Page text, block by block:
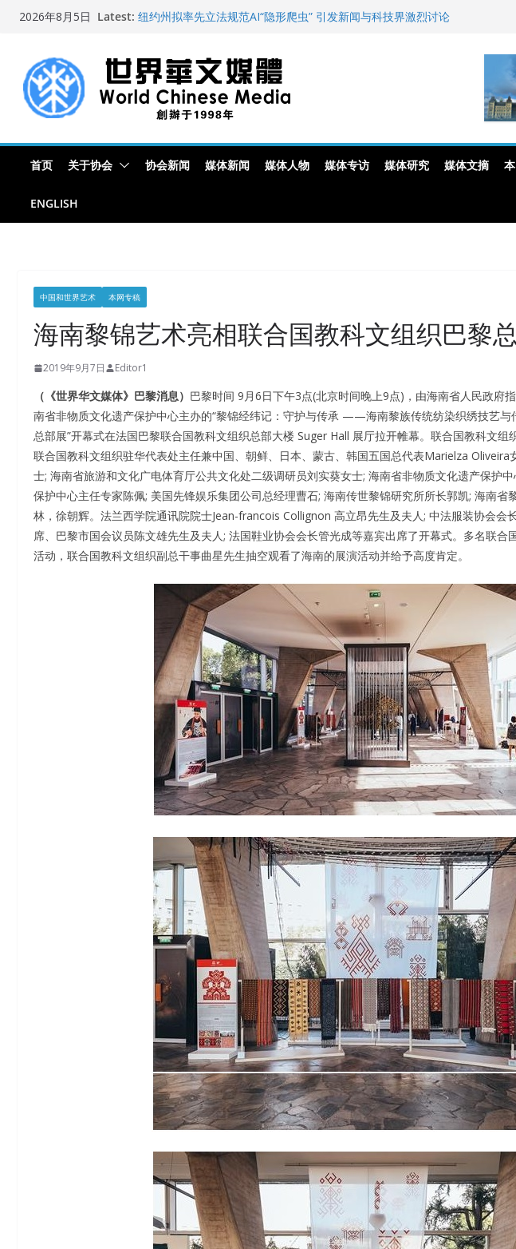
Skip
content
2026年8月5日 Latest: 纽约州拟率先立法规范AI“隐形爬虫” 引发新闻与科技界激烈讨论
世界华文大众传播媒体协会公开声明
从一杯沉香叶茶到一缕海南天香：加拿大茶艺师邓岚月海南沉香
文化考察纪行
首页 关于协会 协会新闻 媒体新闻 媒体人物 媒体专访 媒体研究 媒体文摘
ENGLISH
中国和世界艺术 本网专稿
海南黎锦艺术亮相联合国教科文组织巴黎
2019年9月7日 Editor1
（《世界华文媒体》巴黎消息） 巴黎时间 9月6日下午3点(北京时间晚上9点)，由海南省人民政府
南省非物质文化遗产保护中心主办的“黎锦经纬记：守护与传承 ——海南黎族传统纺染织绣技艺与
总部展”开幕式在法国巴黎联合国教科文组织总部大楼 Suger Hall 展厅拉开帷幕。联合国教科文
联合国教科文组织驻华代表处主任兼中国、朝鲜、日本、蒙古、韩国五国总代表Marielza Oliveira
士; 海南省旅游和文化广电体育厅公共文化处二级调研员刘实葵女士; 海南省非物质文化遗产保护
保护中心主任专家陈佩; 美国先锋娱乐集团公司总经理曹石; 海南传世黎锦研究所所长郭凯; 海南省
林，徐朝辉。法兰西学院通讯院院士Jean-francois Collignon 高立昂先生及夫人; 中法服装协会会
席、巴黎市国会议员陈文雄先生及夫人; 法国鞋业协会会⻓管光成等嘉宾出席了开幕式。多名联合
活动，联合国教科文组织副总干事曲星先生抽空观看了海南的展演活动并给予高度肯定。